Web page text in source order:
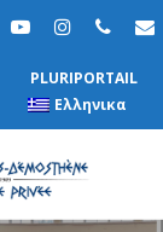
PLURIPORTAIL
Ελληνικα